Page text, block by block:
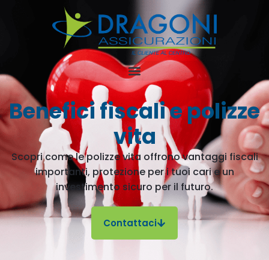
Benefici fiscali e polizze
vita
Scopri come le polizze vita offrono vantaggi fiscali
importanti, protezione per i tuoi cari e un
investimento sicuro per il futuro.
Contattaci